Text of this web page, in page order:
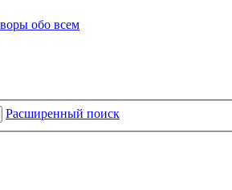
обо всем
Расширенный поиск